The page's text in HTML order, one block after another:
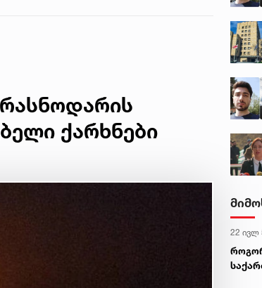
ქარხნები
22 ივლ